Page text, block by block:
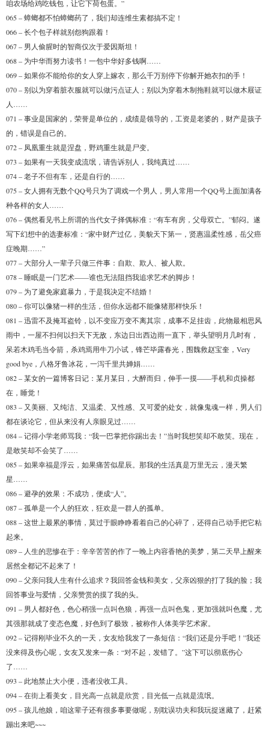
咱农场给鸡吃钱包，让它下荷包蛋。”
065 – 蟑螂都不怕蟑螂药了，我们却连维生素都搞不定！
066 – 长个包子样就别怨狗跟着！
067 – 男人偷腥时的智商仅次于爱因斯坦！
068 – 为中华而努力读书！一包中华好多钱啊……
069 – 如果你不能给你的女人穿上嫁衣，那么千万别停下你解开她衣扣的手！
070 – 别以为穿着脏衣服就可以做污点证人；别以为穿着木制拖鞋就可以做木屐证
人……
071 – 事业是国家的，荣誉是单位的，成绩是领导的，工资是老婆的，财产是孩子
的，错误是自己的。
072 – 凤凰重生就是涅盘，野鸡重生就是尸变。
073 – 如果有一天我变成流氓，请告诉别人，我纯真过……
074 – 老子不但有车，还是自行的……
075 – 女人拥有无数个QQ号只为了调戏一个男人，男人常用一个QQ号上面加满各
种各样的女人……
076 – 偶然看见书上所谓的当代女子择偶标准：“有车有房，父母双亡。”郁闷。遂
写下幻想中的选妻标准：“家中财产过亿，美貌天下第一，贤惠温柔性感，岳父癌
症晚期……”
077 – 大部分人一辈子只做三件事：自欺、欺人、被人欺。
078 – 睡眠是一门艺术——谁也无法阻挡我追求艺术的脚步！
079 – 为了避免家庭暴力，于是我决定不结婚！
080 – 你可以像猪一样的生活，但你永远都不能像猪那样快乐！
081 – 迅雷不及掩耳盗铃，以不变应万变不离其宗，成事不足挂齿，此物最相思风
雨中，一屋不扫何以扫天下无敌，东边日出西边雨一直下，举头望明月几时有，
呆若木鸡毛当令箭，杀鸡焉用牛刀小试，锋芒毕露春光，围魏救赵宝奎，Very
good bye，八格牙鲁冰花，一泻千里共婵娟……
082 – 某女的一篇博客日记：某月某日，大醉而归，伸手一摸——手机和贞操都
在，睡觉！
083 – 又美丽、又纯洁、又温柔、又性感、又可爱的处女，就像鬼魂一样，男人们
都在谈论它，但从来没有人亲眼见过……
084 – 记得小学老师骂我：“我一巴掌把你踢出去！”当时我想笑却不敢笑。现在，
是敢笑却不会笑了……
085 – 如果幸福是浮云，如果痛苦似星辰。那我的生活真是万里无云，漫天繁
星……
086 – 避孕的效果：不成功，便成“人”。
087 – 孤单是一个人的狂欢，狂欢是一群人的孤单。
088 – 这世上最累的事情，莫过于眼睁睁看着自己的心碎了，还得自己动手把它粘
起来。
089 – 人生的悲惨在于：辛辛苦苦的作了一晚上内容香艳的美梦，第二天早上醒来
居然全都记不起来了！
090 – 父亲问我人生有什么追求？我回答金钱和美女，父亲凶狠的打了我的脸；我
回答事业与爱情，父亲赞赏的摸了我的头。
091 – 男人都好色，色心稍强一点叫色狼，再强一点叫色鬼，更加强就叫色魔，尤
其强那就成了变态色魔，好色到了极致，被称作人体美学艺术家。
092 – 记得刚毕业不久的一天，女友给我发了一条短信：“我们还是分手吧！”我还
没来得及伤心呢，女友又发来一条：“对不起，发错了。”这下可以彻底伤心
了……
093 – 此地禁止大小便，违者没收工具。
094 – 在街上看美女，目光高一点就是欣赏，目光低一点就是流氓。
095 – 孩儿他娘，咱这辈子还有很多事要做呢，别耽误功夫和我玩捉迷藏了，赶紧
蹦出来吧~~~